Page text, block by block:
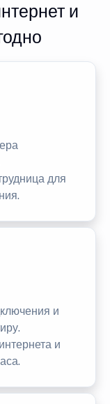
и
для
и
и